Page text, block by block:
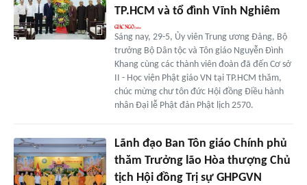
TP.HCM và tổ đình Vĩnh Nghiêm
Sáng nay, 29-5, Ủy viên Trung ương Đảng, Bộ
trưởng Bộ Dân tộc và Tôn giáo Nguyễn Đình
Khang cùng các thành viên đoàn đã đến Cơ sở
II - Học viện Phật giáo VN tại TP.HCM thăm,
chúc mừng chư tôn đức Hội đồng Điều hành
nhân Đại lễ Phật đản Phật lịch 2570.
Lãnh đạo Ban Tôn giáo Chính phủ
thăm Trưởng lão Hòa thượng Chủ
tịch Hội đồng Trị sự GHPGVN